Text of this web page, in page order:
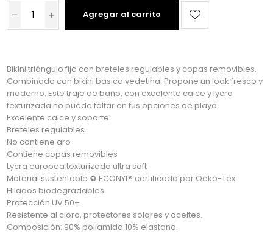
Agregar al carrito
Bikini triángulo fijo con breteles regulables y copas removibles.
Combinado con bikini basica vedetina. Propone un look fresco y
moderno. Este traje de baño, con excelente calce y lycra
texturizada no puede faltar en tus opciones de playa.
Excelente calce y soporte
Breteles regulables
No contiene aro
Contiene copas removibles
Lycra europea texturizada ultra soft
Material sustentable ♻ ECONYL® certificado por Oeko-Tex
Hilados biodegradables
Protección UV 50+
Resistente al cloro, protectores solares y aceites.
Composición: 90% poliamida 10% elastano.